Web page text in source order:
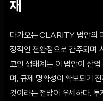
재
다가오는 CLARITY 법안의
정적인 전환점으로 간주되며
코인 생태계는 이 법안이 산
며, 규제 명확성이 확보되기
것이라는 전망이 우세하다.